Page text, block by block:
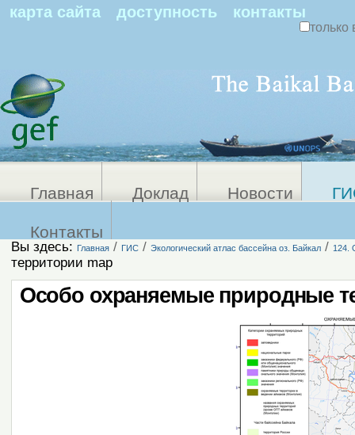
карта сайта доступность контакты
только
Главная Доклад Новости
Контакты
Вы здесь: Главная / ГИС / Экологический атлас бассейна оз. Байкал / 124.
территории map
Особо охраняемые природные